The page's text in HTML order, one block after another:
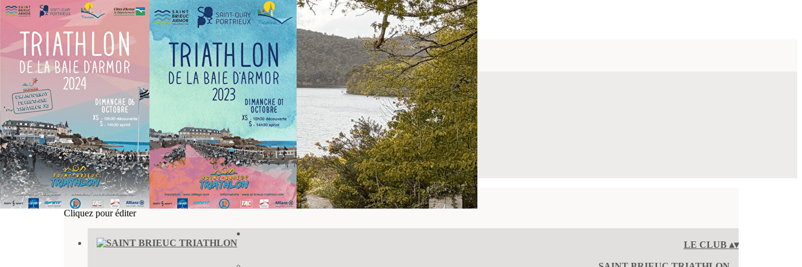
Exporter les lignes sélectionnées
Exporter toutes les colonnes
Exporter uniquement les colonnes affichées
Menu
>
Saint-Brieuc Triathlon
Rentrée-Bougez ! 2026
Section Sport Santé - Nouveauté 2026
L' école de triathlon
Nos partenaires
Le Triathlon de la Baie D’Armor
Un Engagement au-delà du Sport
Ajoutez un logo, un bouton, des réseaux sociaux
Cliquez pour éditer
LE CLUB ▴▾